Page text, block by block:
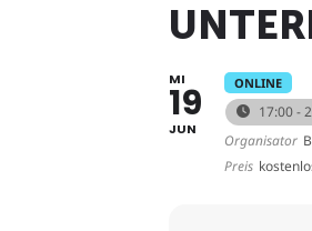
MI
19
JUN
ONLINE
17:00 -
Organisator
Preis